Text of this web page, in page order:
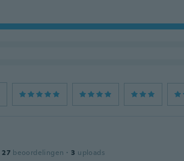
27 beoordelingen · 3 uploads